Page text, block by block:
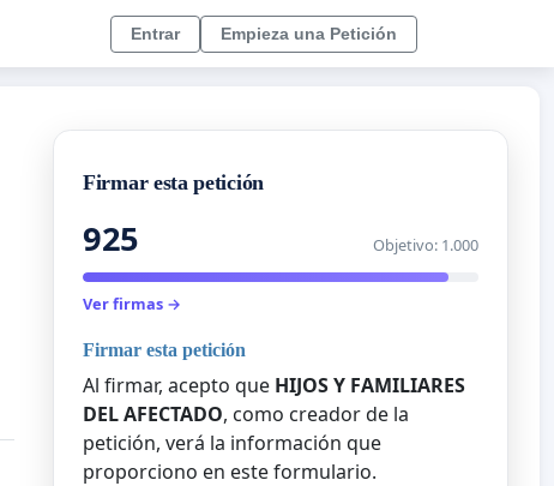
Entrar Empieza una Petición
Firmar esta petición
925 Objetivo: 1.000
Ver firmas →
Firmar esta petición
Al firmar, acepto que HIJOS Y FAMILIARES
DEL AFECTADO, como creador de la
petición, verá la información que
proporciono en este formulario.